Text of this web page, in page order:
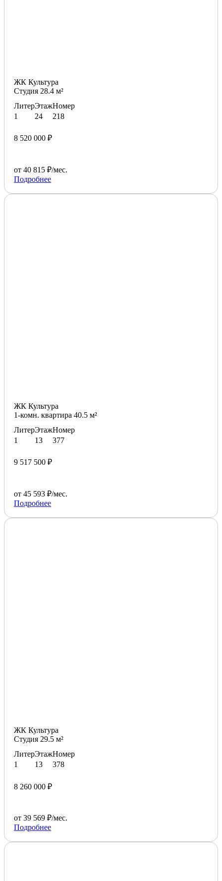
ЖК Культура
Студия 28.4 м²
Литер
1
Этаж
24
Номер
218
8 520 000 ₽
от 40 815 ₽/мес.
Подробнее
ЖК Культура
1-комн. квартира 40.5 м²
Литер
1
Этаж
13
Номер
377
9 517 500 ₽
от 45 593 ₽/мес.
Подробнее
ЖК Культура
Студия 29.5 м²
Литер
1
Этаж
13
Номер
378
8 260 000 ₽
от 39 569 ₽/мес.
Подробнее